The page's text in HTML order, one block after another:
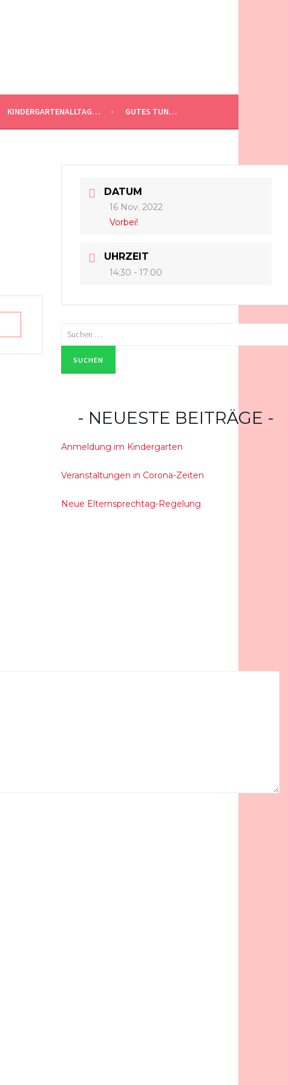
KINDERGARTENALLTAG… GUTES TUN…
DATUM
16 Nov. 2022
Vorbei!
UHRZEIT
14:30 - 17:00
Suchen
nach:
NEUESTE BEITRÄGE
Anmeldung im Kindergarten
Veranstaltungen in Corona-Zeiten
Neue Elternsprechtag-Regelung